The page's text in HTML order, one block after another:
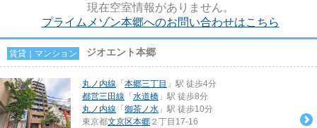
現在空室情報がありません。
プライムメゾン本郷へのお問い合わせはこちら
賃貸｜マンション ジオエント本郷
丸ノ内線 「 本郷三丁目 」駅 徒歩4分
都営三田線 「 水道橋 」駅 徒歩8分
丸ノ内線 「 御茶ノ水 」駅 徒歩10分
東京都文京区本郷 ２丁目17-16